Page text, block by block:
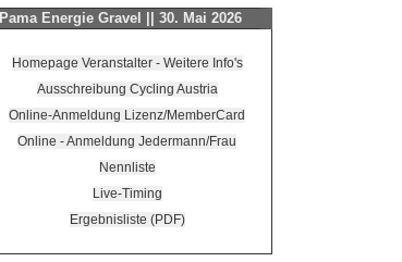
Pama Energie Gravel || 30. Mai 2026
Homepage Veranstalter - Weitere Info's
Ausschreibung Cycling Austria
Online-Anmeldung Lizenz/MemberCard
Online - Anmeldung Jedermann/Frau
Nennliste
Live-Timing
Ergebnisliste (PDF)